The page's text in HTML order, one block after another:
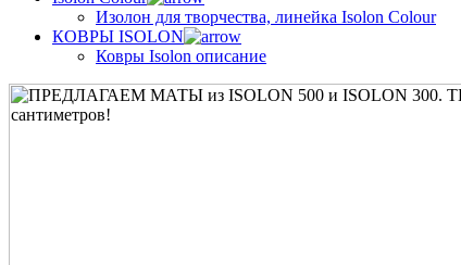
Изолон для творчества, линейка Isolon Colour
КОВРЫ ISOLON
Ковры Isolon описание